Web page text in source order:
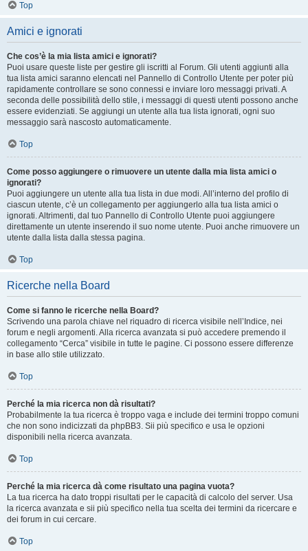
Top
Amici e ignorati
Che cos’è la mia lista amici e ignorati?
Puoi usare queste liste per gestire gli iscritti al Forum. Gli utenti aggiunti alla
tua lista amici saranno elencati nel Pannello di Controllo Utente per poter più
rapidamente controllare se sono connessi e inviare loro messaggi privati. A
seconda delle possibilità dello stile, i messaggi di questi utenti possono anche
essere evidenziati. Se aggiungi un utente alla tua lista ignorati, ogni suo
messaggio sarà nascosto automaticamente.
Top
Come posso aggiungere o rimuovere un utente dalla mia lista amici o
ignorati?
Puoi aggiungere un utente alla tua lista in due modi. All’interno del profilo di
ciascun utente, c’è un collegamento per aggiungerlo alla tua lista amici o
ignorati. Altrimenti, dal tuo Pannello di Controllo Utente puoi aggiungere
direttamente un utente inserendo il suo nome utente. Puoi anche rimuovere un
utente dalla lista dalla stessa pagina.
Top
Ricerche nella Board
Come si fanno le ricerche nella Board?
Scrivendo una parola chiave nel riquadro di ricerca visibile nell’Indice, nei
forum e negli argomenti. Alla ricerca avanzata si può accedere premendo il
collegamento “Cerca” visibile in tutte le pagine. Ci possono essere differenze
in base allo stile utilizzato.
Top
Perché la mia ricerca non dà risultati?
Probabilmente la tua ricerca è troppo vaga e include dei termini troppo comuni
che non sono indicizzati da phpBB3. Sii più specifico e usa le opzioni
disponibili nella ricerca avanzata.
Top
Perché la mia ricerca dà come risultato una pagina vuota?
La tua ricerca ha dato troppi risultati per le capacità di calcolo del server. Usa
la ricerca avanzata e sii più specifico nella tua scelta dei termini da ricercare e
dei forum in cui cercare.
Top